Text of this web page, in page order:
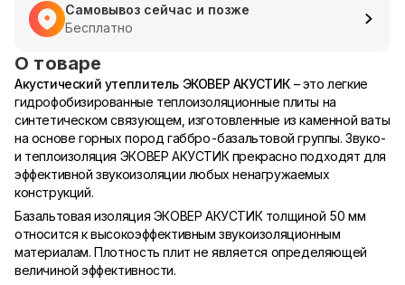
Самовывоз сейчас и позже
Бесплатно
О товаре
Акустический утеплитель ЭКОВЕР АКУСТИК – это легкие
гидрофобизированные теплоизоляционные плиты на
синтетическом связующем, изготовленные из каменной ваты
на основе горных пород габбро-базальтовой группы. Звуко-
и теплоизоляция ЭКОВЕР АКУСТИК прекрасно подходят для
эффективной звукоизоляции любых ненагружаемых
конструкций.
Базальтовая изоляция ЭКОВЕР АКУСТИК толщиной 50 мм
относится к высокоэффективным звукоизоляционным
материалам. Плотность плит не является определяющей
величиной эффективности.